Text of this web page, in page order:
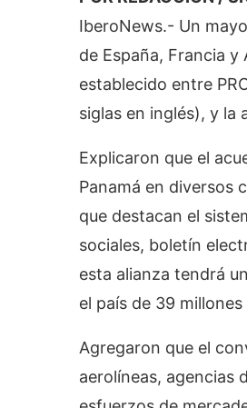
IberoNews.- Un
de España, Francia
establecido entre
siglas en inglés), y la
Explicaron que el
Panamá en diversos
que destacan el
sociales, boletín
esta alianza tendrá
el país de 39
Agregaron que el
aerolíneas, agencias